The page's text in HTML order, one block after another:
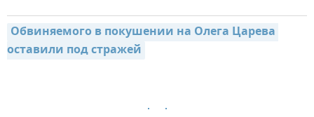
Обвиняемого в покушении на Олега Царева
оставили под стражей